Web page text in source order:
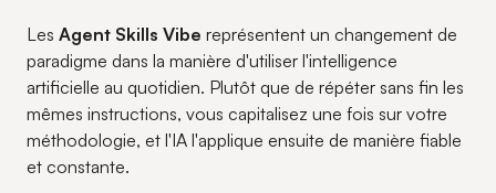
Les Agent Skills Vibe représentent un changement de
paradigme dans la manière d'utiliser l'intelligence
artificielle au quotidien. Plutôt que de répéter sans fin les
mêmes instructions, vous capitalisez une fois sur votre
méthodologie, et l'IA l'applique ensuite de manière fiable
et constante.